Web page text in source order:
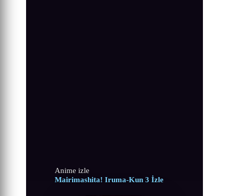
Anime izle
Mairimashita! Iruma-Kun 3 İzle